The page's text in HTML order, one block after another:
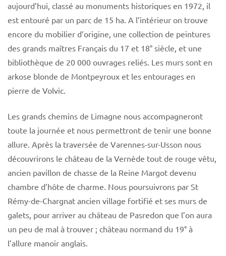
aujourd’hui, classé au monuments historiques en 1972, il
est entouré par un parc de 15 ha. A l’intérieur on trouve
encore du mobilier d’origine, une collection de peintures
des grands maîtres Français du 17 et 18° siècle, et une
bibliothèque de 20 000 ouvrages reliés. Les murs sont en
arkose blonde de Montpeyroux et les entourages en
pierre de Volvic.
Les grands chemins de Limagne nous accompagneront
toute la journée et nous permettront de tenir une bonne
allure. Après la traversée de Varennes-sur-Usson nous
découvrirons le château de la Vernède tout de rouge vêtu,
ancien pavillon de chasse de la Reine Margot devenu
chambre d’hôte de charme. Nous poursuivrons par St
Rémy-de-Chargnat ancien village fortifié et ses murs de
galets, pour arriver au château de Pasredon que l’on aura
un peu de mal à trouver ; château normand du 19° à
l’allure manoir anglais.